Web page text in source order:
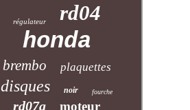
régulateur rd04
honda
brembo plaquettes
disques noir fourche
rd07a moteur